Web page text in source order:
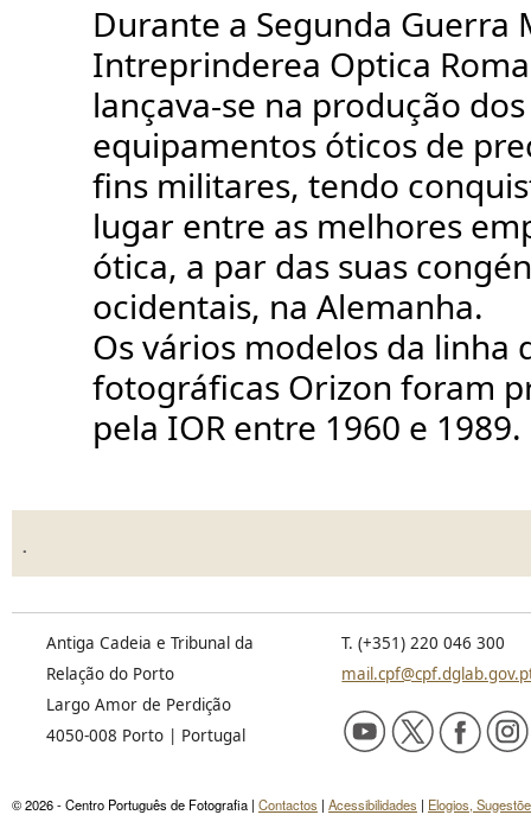
Durante a Segunda Guerra
Intreprinderea Optica
lançava-se na produção
equipamentos óticos de
fins militares, tendo
lugar entre as melhores
ótica, a par das suas
ocidentais, na Alemanha.
Os vários modelos da linha
fotográficas Orizon foram
pela IOR entre 1960 e 1989.
.
Antiga Cadeia e Tribunal da
Relação do Porto
Largo Amor de Perdição
4050-008 Porto | Portugal
T. (+351) 220 046 300
© 2026 - Centro Português de Fotografia | Contactos | Acessibilidades | Elogios,